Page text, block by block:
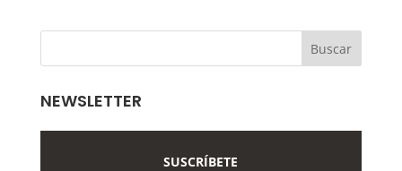
NEWSLETTER
SUSCRÍBETE